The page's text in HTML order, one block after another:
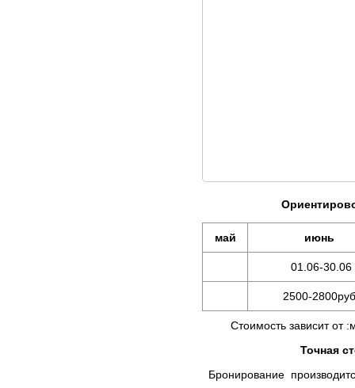
май июнь
01.06-30.06
2500-2800руб
Стоимость зависит от
Точная
Бронирование